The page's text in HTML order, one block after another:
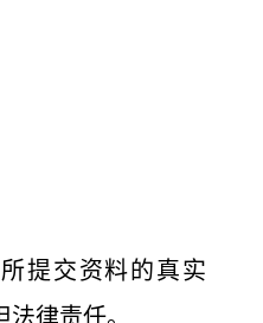
提交资料的真实
律责任。